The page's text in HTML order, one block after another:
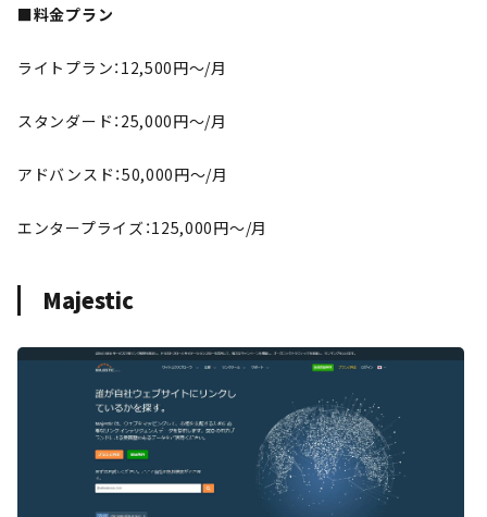
■料金プラン
ライトプラン：12,500円～/月
スタンダード：25,000円～/月
アドバンスド：50,000円～/月
エンタープライズ：125,000円～/月
Majestic